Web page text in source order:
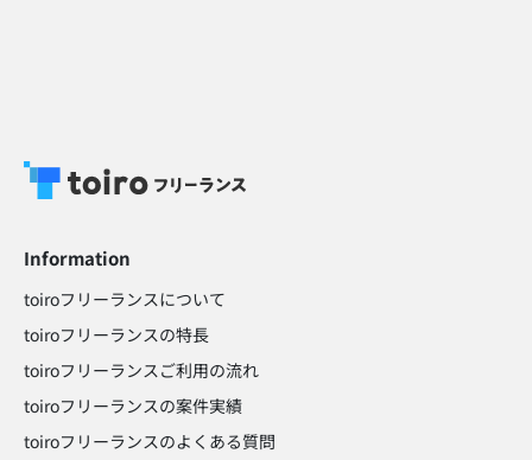
Information
toiroフリーランスについて
toiroフリーランスの特長
toiroフリーランスご利用の流れ
toiroフリーランスの案件実績
toiroフリーランスのよくある質問